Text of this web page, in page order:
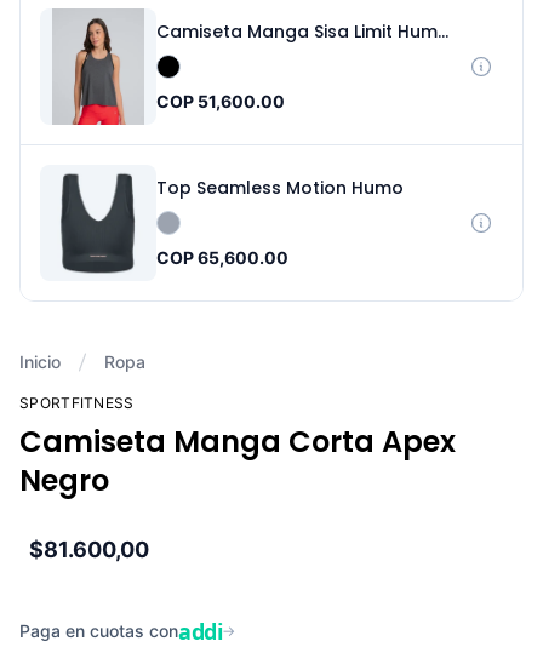
Camiseta Manga Sisa Limit Humo Negro
COP 51,600.00
Top Seamless Motion Humo
COP 65,600.00
Inicio Ropa
SPORTFITNESS
Camiseta Manga Corta Apex
Negro
$81.600,00
Paga en cuotas conaddi→